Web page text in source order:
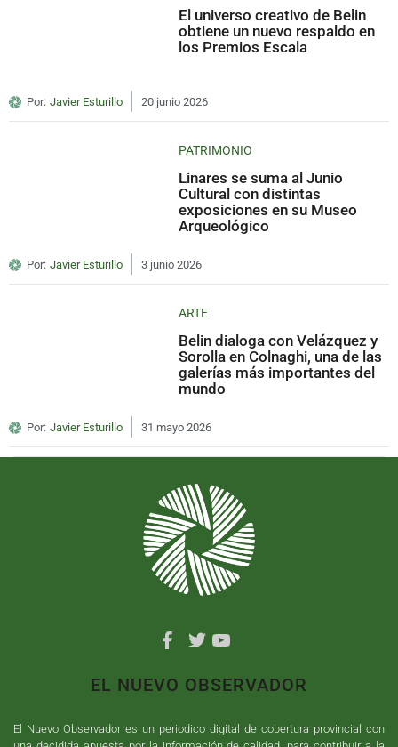
El universo creativo de Belin
obtiene un nuevo respaldo en
los Premios Escala
Por: Javier Esturillo 20 junio 2026
PATRIMONIO
Linares se suma al Junio
Cultural con distintas
exposiciones en su Museo
Arqueológico
Por: Javier Esturillo 3 junio 2026
ARTE
Belin dialoga con Velázquez y
Sorolla en Colnaghi, una de las
galerías más importantes del
mundo
Por: Javier Esturillo 31 mayo 2026
EL NUEVO OBSERVADOR
El Nuevo Observador es un periodico digital de cobertura provincial con